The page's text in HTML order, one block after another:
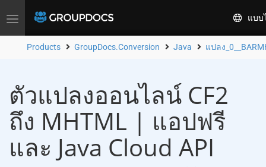
Toggle
แบบ
Products GroupDocs.Conversion Java แปลง
ตัวแปลงออนไลน์ CF2
ถึง MHTML | แอปฟรี
และ Java Cloud API